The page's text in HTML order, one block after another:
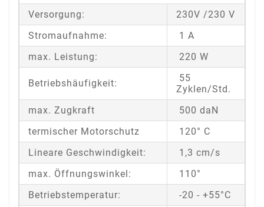
Versorgung:
230V /230 V
Stromaufnahme:
1 A
max. Leistung:
220 W
Betriebshäufigkeit:
55
Zyklen/Std.
max. Zugkraft
500 daN
termischer Motorschutz
120° C
Lineare Geschwindigkeit:
1,3 cm/s
max. Öffnungswinkel:
110°
Betriebstemperatur:
-20 - +55°C